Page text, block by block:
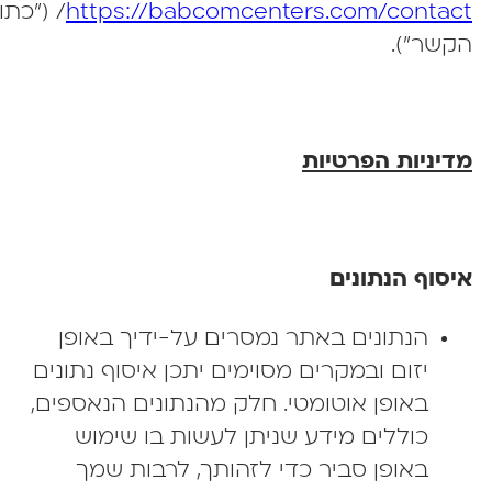
https://babcomcenters.com// ("כתובת
הפרטיות
הנתונים
הנתונים באתר נמסרים על-ידיך באופן
יזום ובמקרים מסוימים יתכן איסוף נתונים
באופן אוטומטי. חלק מהנתונים הנאספים,
כוללים מידע שניתן לעשות בו שימוש
באופן סביר כדי לזהותך, לרבות שמך